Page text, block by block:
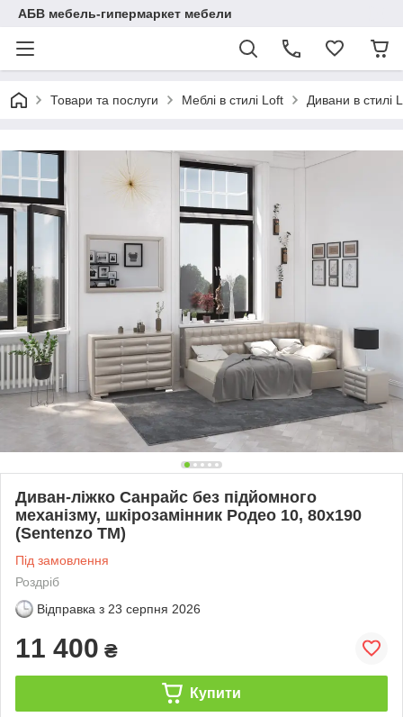
АБВ мебель-гипермаркет мебели
Товари та послуги Меблі в стилі Loft Дивани в стилі
Диван-ліжко Санрайс без підйомного
механізму, шкірозамінник Родео 10, 80х190
(Sentenzo ТМ)
Під замовлення
Роздріб
Відправка з 23 серпня 2026
11 400 ₴
Купити